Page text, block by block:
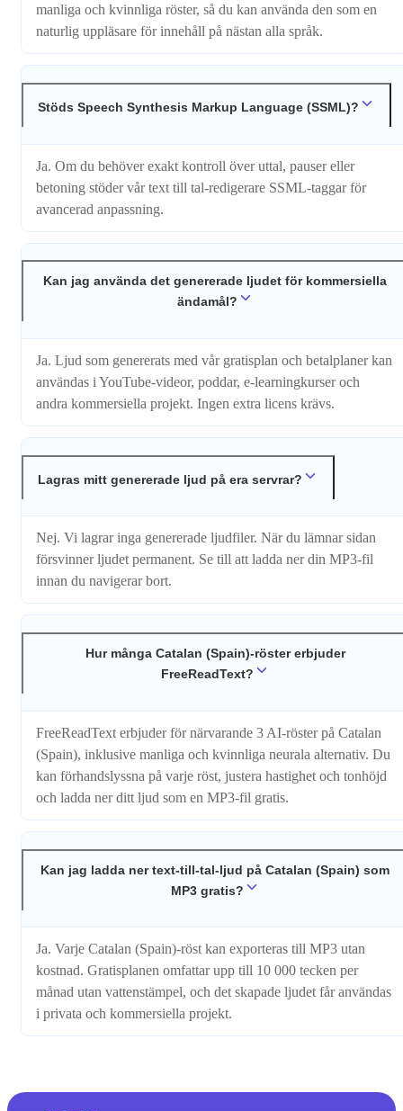
manliga och kvinnliga röster, så du kan använda den som en
naturlig uppläsare för innehåll på nästan alla språk.
Stöds Speech Synthesis Markup Language (SSML)?
Ja. Om du behöver exakt kontroll över uttal, pauser eller
betoning stöder vår text till tal-redigerare SSML-taggar för
avancerad anpassning.
Kan jag använda det genererade ljudet för kommersiella
ändamål?
Ja. Ljud som genererats med vår gratisplan och betalplaner kan
användas i YouTube-videor, poddar, e-learningkurser och
andra kommersiella projekt. Ingen extra licens krävs.
Lagras mitt genererade ljud på era servrar?
Nej. Vi lagrar inga genererade ljudfiler. När du lämnar sidan
försvinner ljudet permanent. Se till att ladda ner din MP3-fil
innan du navigerar bort.
Hur många Catalan (Spain)-röster erbjuder
FreeReadText?
FreeReadText erbjuder för närvarande 3 AI-röster på Catalan
(Spain), inklusive manliga och kvinnliga neurala alternativ. Du
kan förhandslyssna på varje röst, justera hastighet och tonhöjd
och ladda ner ditt ljud som en MP3-fil gratis.
Kan jag ladda ner text-till-tal-ljud på Catalan (Spain) som
MP3 gratis?
Ja. Varje Catalan (Spain)-röst kan exporteras till MP3 utan
kostnad. Gratisplanen omfattar upp till 10 000 tecken per
månad utan vattenstämpel, och det skapade ljudet får användas
i privata och kommersiella projekt.